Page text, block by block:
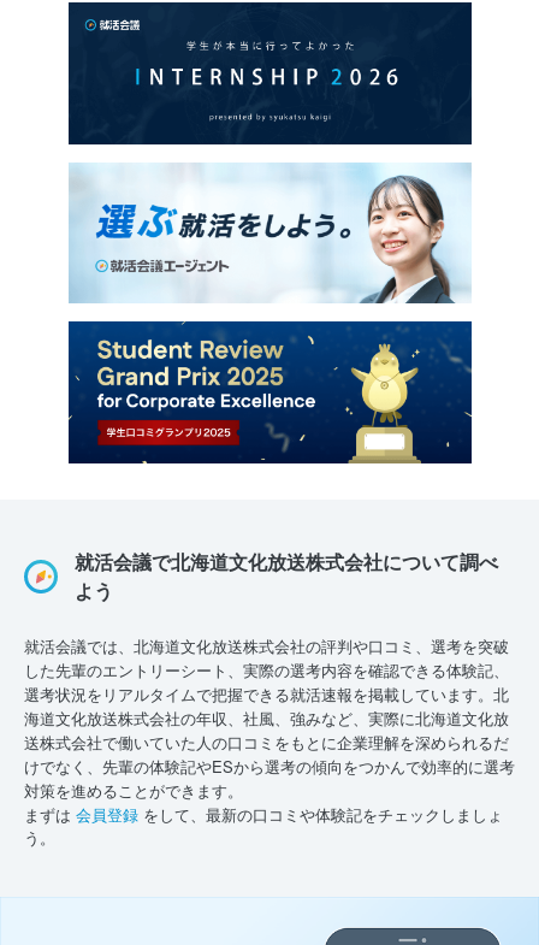
就活会議で北海道文化放送株式会社について調べ
よう
就活会議では、北海道文化放送株式会社の評判や口コミ、選考を突破
した先輩のエントリーシート、実際の選考内容を確認できる体験記、
選考状況をリアルタイムで把握できる就活速報を掲載しています。北
海道文化放送株式会社の年収、社風、強みなど、実際に北海道文化放
送株式会社で働いていた人の口コミをもとに企業理解を深められるだ
けでなく、先輩の体験記やESから選考の傾向をつかんで効率的に選考
対策を進めることができます。
まずは 会員登録 をして、最新の口コミや体験記をチェックしましょ
う。